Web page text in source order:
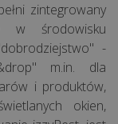
zintegrowany
w środowisku
-
m.in. dla
i produktów,
okien,